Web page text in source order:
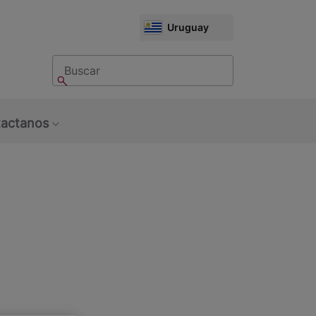
CHOOSE
MARKET
Uruguay
Buscar
Buscar